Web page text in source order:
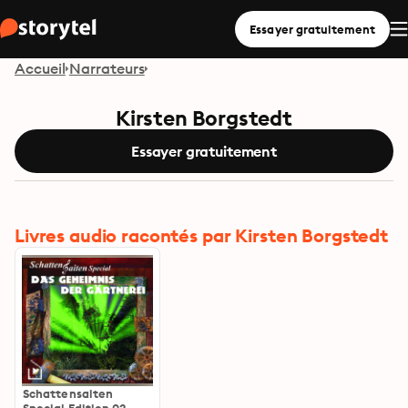
Essayer gratuitement
Accueil Narrateurs
Kirsten Borgstedt
Essayer gratuitement
Livres audio racontés par Kirsten Borgstedt
Schattensaiten